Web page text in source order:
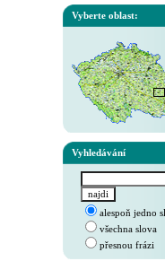
Vyberte oblast:
Vyhledávání
alespoň jedno
všechna slova
přesnou frázi